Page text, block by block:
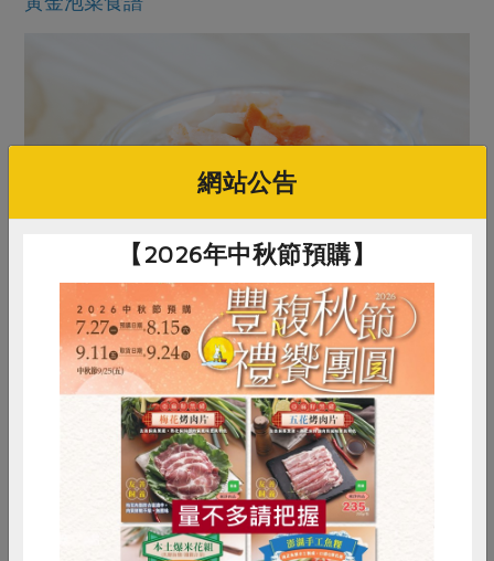
RPET 食譜 減硝酸鹽
雞蛋 食安 共同購買
網站公告
【2026年中秋節預購】